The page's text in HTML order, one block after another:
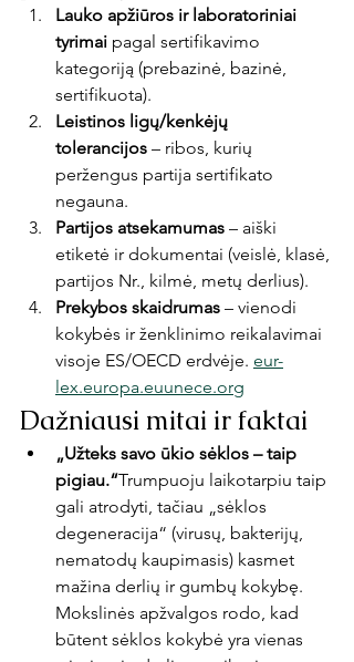
Lauko apžiūros ir laboratoriniai
tyrimai pagal sertifikavimo
kategoriją (prebazinė, bazinė,
sertifikuota).
Leistinos ligų/kenkėjų
tolerancijos – ribos, kurių
peržengus partija sertifikato
negauna.
Partijos atsekamumas – aiški
etiketė ir dokumentai (veislė, klasė,
partijos Nr., kilmė, metų derlius).
Prekybos skaidrumas – vienodi
kokybės ir ženklinimo reikalavimai
visoje ES/OECD erdvėje. eur-
lex.europa.euunece.org
Dažniausi mitai ir faktai
„Užteks savo ūkio sėklos – taip
pigiau.“Trumpuoju laikotarpiu taip
gali atrodyti, tačiau „sėklos
degeneracija“ (virusų, bakterijų,
nematodų kaupimasis) kasmet
mažina derlių ir gumbų kokybę.
Mokslinės apžvalgos rodo, kad
būtent sėklos kokybė yra vienas